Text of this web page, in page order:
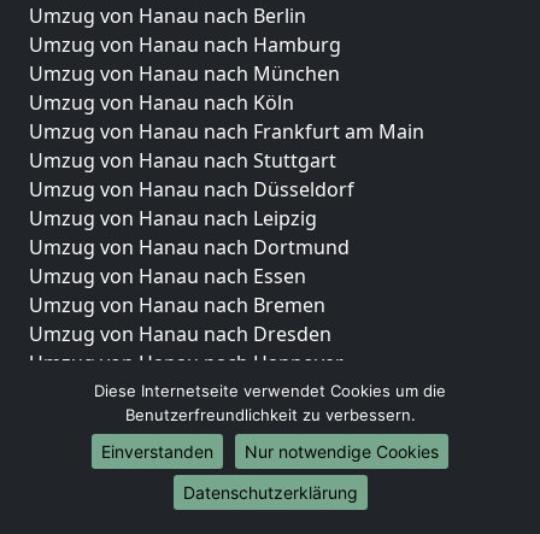
Umzug von Hanau nach Berlin
Umzug von Hanau nach Hamburg
Umzug von Hanau nach München
Umzug von Hanau nach Köln
Umzug von Hanau nach Frankfurt am Main
Umzug von Hanau nach Stuttgart
Umzug von Hanau nach Düsseldorf
Umzug von Hanau nach Leipzig
Umzug von Hanau nach Dortmund
Umzug von Hanau nach Essen
Umzug von Hanau nach Bremen
Umzug von Hanau nach Dresden
Umzug von Hanau nach Hannover
Umzug von Hanau nach Nürnberg
Umzug von Hanau nach Duisburg
Umzug von Hanau nach Bochum
Umzug von Hanau nach Wuppertal
Umzug von Hanau nach Bielefeld
Diese Internetseite verwendet Cookies um die
Benutzerfreundlichkeit zu verbessern.
Einverstanden
Nur notwendige Cookies
Datenschutzerklärung